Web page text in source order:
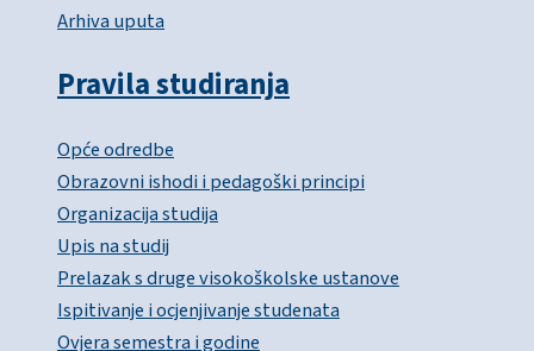
Arhiva uputa
Pravila studiranja
Opće odredbe
Obrazovni ishodi i pedagoški principi
Organizacija studija
Upis na studij
Prelazak s druge visokoškolske ustanove
Ispitivanje i ocjenjivanje studenata
Ovjera semestra i godine